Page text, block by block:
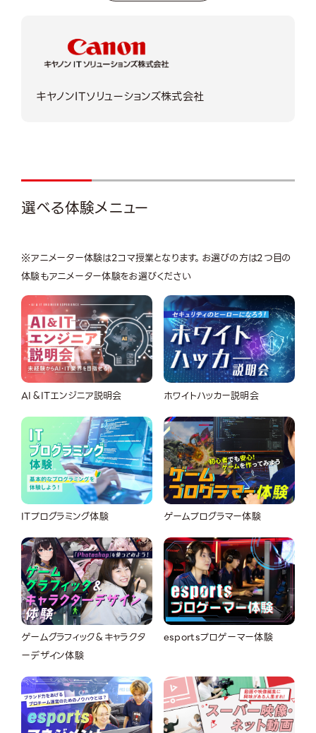
キヤノンITソリューションズ株式会社
選べる体験メニュー
※アニメーター体験は2コマ授業となります。お選びの方は2つ目の
体験もアニメーター体験をお選びください
AI＆ITエンジニア説明会 ホワイトハッカー説明会
ITプログラミング体験 ゲームプログラマー体験
ゲームグラフィック＆キャラクタ
ーデザイン体験
esportsプロゲーマー体験